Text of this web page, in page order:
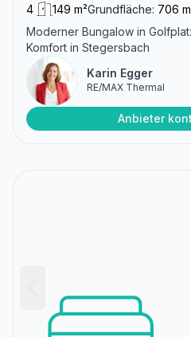
4 149 m²Grundfläche: 706
Moderner Bungalow in
Komfort in Stegersbach
Karin Egger
RE/MAX Thermal
Anbieter